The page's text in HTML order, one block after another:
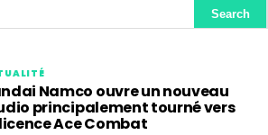
Namco ouvre un nouveau
principalement tourné vers
Ace Combat